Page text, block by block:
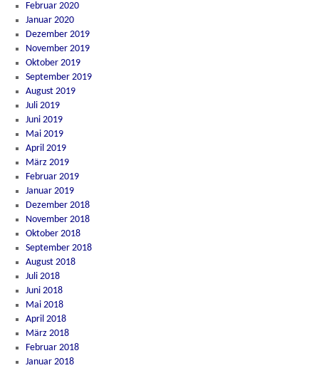
Februar 2020
Januar 2020
Dezember 2019
November 2019
Oktober 2019
September 2019
August 2019
Juli 2019
Juni 2019
Mai 2019
April 2019
März 2019
Februar 2019
Januar 2019
Dezember 2018
November 2018
Oktober 2018
September 2018
August 2018
Juli 2018
Juni 2018
Mai 2018
April 2018
März 2018
Februar 2018
Januar 2018